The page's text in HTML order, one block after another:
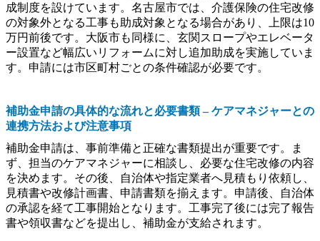
成制度を設けています。名古屋市では、介護保険の住宅改修
の対象外となる工事も助成対象となる場合があり、上限は10
万円前後です。大阪市も同様に、玄関スロープやエレベータ
ー設置など幅広いリフォームに対し追加助成を実施していま
す。申請には市区町村ごとの条件確認が必要です。
補助金申請の具体的な流れと必要書類 – ケアマネジャーとの
連携方法および注意事項
補助金申請は、事前準備と正確な書類提出が重要です。ま
ず、担当のケアマネジャーに相談し、必要な住宅改修の内容
を決めます。その後、自治体や指定業者へ見積もり依頼し、
見積書や改修計画書、申請書類を揃えます。申請後、自治体
の承認を経て工事開始となります。工事完了後には完了報告
書や領収書などを提出し、補助金が支給されます。